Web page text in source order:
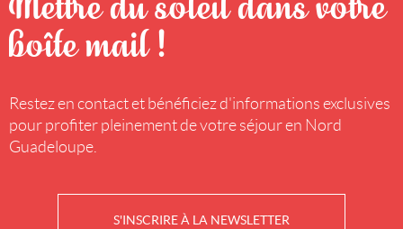
boîte mail !
Restez en contact et bénéficiez d'informations exclusives
pour profiter pleinement de votre séjour en Nord
Guadeloupe.
S'INSCRIRE À LA NEWSLETTER